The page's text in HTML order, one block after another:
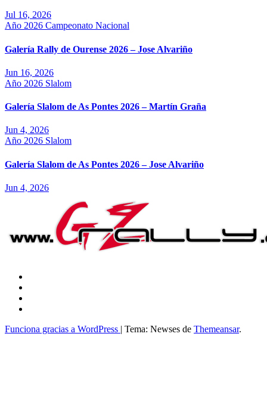
Jul 16, 2026
Año 2026 Campeonato Nacional
Galería Rally de Ourense 2026 – Jose Alvariño
Jun 16, 2026
Año 2026 Slalom
Galería Slalom de As Pontes 2026 – Martín Graña
Jun 4, 2026
Año 2026 Slalom
Galería Slalom de As Pontes 2026 – Jose Alvariño
Jun 4, 2026
Funciona gracias a WordPress | Tema: Newses de Themeansar.